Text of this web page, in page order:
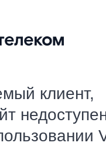
клиент,